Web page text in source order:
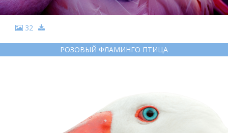
32
РОЗОВЫЙ ФЛАМИНГО ПТИЦА